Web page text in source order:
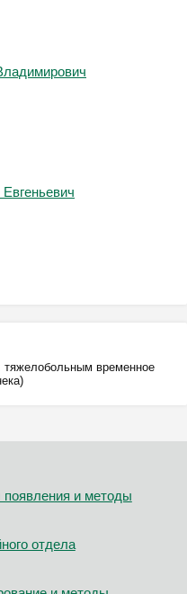
тяжелобольным временное
появления и методы
отдела